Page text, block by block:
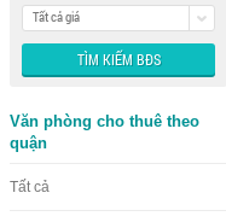
Tất cả giá
Văn phòng cho thuê theo
quận
Tất cả